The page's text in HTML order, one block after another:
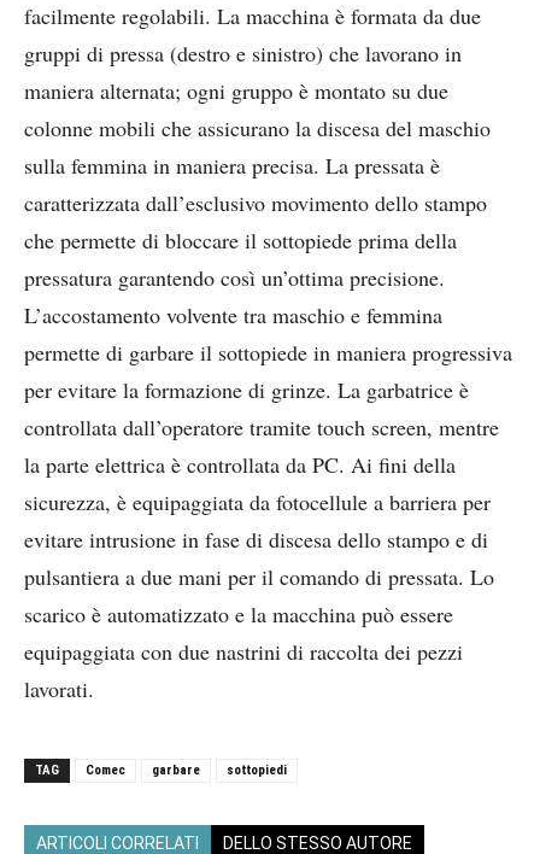
facilmente regolabili. La macchina è formata da due
gruppi di pressa (destro e sinistro) che lavorano in
maniera alternata; ogni gruppo è montato su due
colonne mobili che assicurano la discesa del maschio
sulla femmina in maniera precisa. La pressata è
caratterizzata dall’esclusivo movimento dello stampo
che permette di bloccare il sottopiede prima della
pressatura garantendo così un’ottima precisione.
L’accostamento volvente tra maschio e femmina
permette di garbare il sottopiede in maniera progressiva
per evitare la formazione di grinze. La garbatrice è
controllata dall’operatore tramite touch screen, mentre
la parte elettrica è controllata da PC. Ai fini della
sicurezza, è equipaggiata da fotocellule a barriera per
evitare intrusione in fase di discesa dello stampo e di
pulsantiera a due mani per il comando di pressata. Lo
scarico è automatizzato e la macchina può essere
equipaggiata con due nastrini di raccolta dei pezzi
lavorati.
TAG Comec garbare sottopiedi
ARTICOLI CORRELATI DELLO STESSO AUTORE